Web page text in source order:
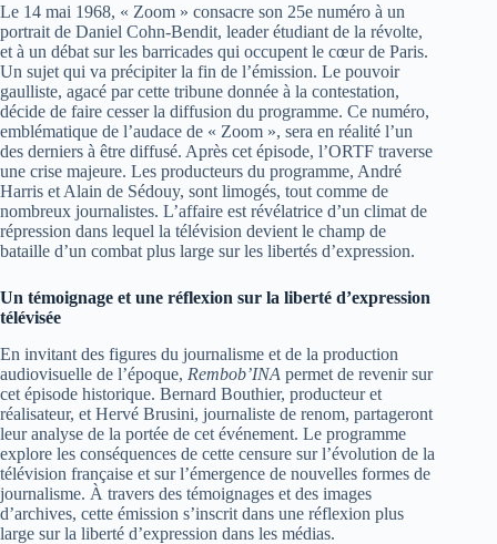
Le 14 mai 1968, « Zoom » consacre son 25e numéro à un
portrait de Daniel Cohn-Bendit, leader étudiant de la révolte,
et à un débat sur les barricades qui occupent le cœur de Paris.
Un sujet qui va précipiter la fin de l’émission. Le pouvoir
gaulliste, agacé par cette tribune donnée à la contestation,
décide de faire cesser la diffusion du programme. Ce numéro,
emblématique de l’audace de « Zoom », sera en réalité l’un
des derniers à être diffusé. Après cet épisode, l’ORTF traverse
une crise majeure. Les producteurs du programme, André
Harris et Alain de Sédouy, sont limogés, tout comme de
nombreux journalistes. L’affaire est révélatrice d’un climat de
répression dans lequel la télévision devient le champ de
bataille d’un combat plus large sur les libertés d’expression.
Un témoignage et une réflexion sur la liberté d’expression
télévisée
En invitant des figures du journalisme et de la production
audiovisuelle de l’époque, Rembob’INA permet de revenir sur
cet épisode historique. Bernard Bouthier, producteur et
réalisateur, et Hervé Brusini, journaliste de renom, partageront
leur analyse de la portée de cet événement. Le programme
explore les conséquences de cette censure sur l’évolution de la
télévision française et sur l’émergence de nouvelles formes de
journalisme. À travers des témoignages et des images
d’archives, cette émission s’inscrit dans une réflexion plus
large sur la liberté d’expression dans les médias.